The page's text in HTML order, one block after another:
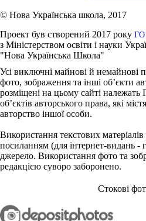
© Нова Українська школа, 2017
Проект був створений 2017 року ГО
з Міністерством освіти і науки
"Нова Українська Школа"
Усі виключні майнові й немайнові
фото, зображення та інші об’єкти
розміщені на цьому сайті належать
об’єктів авторського права, які
авторство іншої особи.
Використання текстових
посиланням (для інтернет-видань -
джерело. Використання фото та
редакцією суворо заборонено.
Стокові